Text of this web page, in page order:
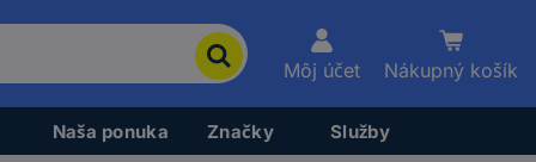
Môj účet Nákupný košík
Naša ponuka Značky Služby